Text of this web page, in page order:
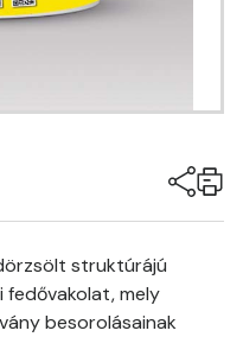
struktúrájú
fedővakolat, mely
besorolásainak